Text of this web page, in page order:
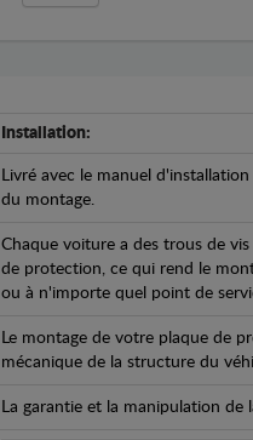
Installation:
Livré avec le manuel
du montage.
Chaque voiture a des trous de
de protection, ce qui rend le
ou à n'importe quel point de
Le montage de votre plaque de
mécanique de la structure du
La garantie et la manipulation de